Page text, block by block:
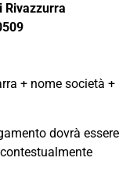
Rivazzurra
+ nome società +
dovrà essere
contestualmente